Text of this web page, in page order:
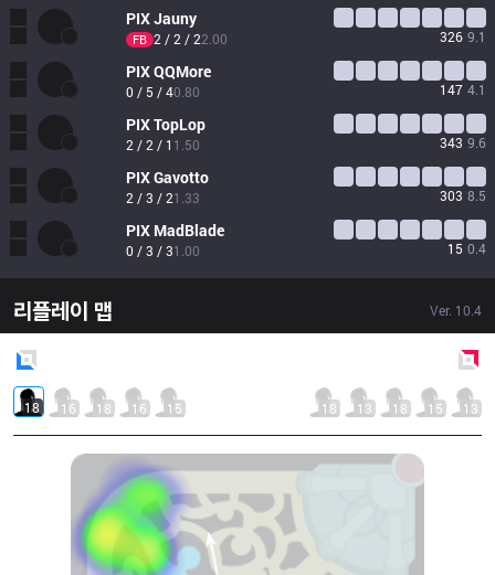
PIXJauny
FB 2 / 2 / 22.00 326 9.1
PIXQQMore
0 / 5 / 40.80 147 4.1
PIXTopLop
2 / 2 / 1 1.50 343 9.6
PIXGavotto
2 / 3 / 21.33 303 8.5
PIX MadBlade
0 / 3 / 31.00 15 0.4
리플레이 맵 Ver. 10.4
18 16 18 16 15 18 13 18 15 13